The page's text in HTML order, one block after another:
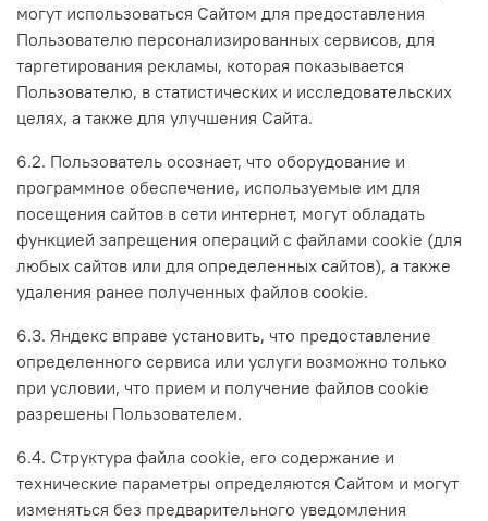
могут использоваться Сайтом для предоставления
Пользователю персонализированных сервисов, для
таргетирования рекламы, которая показывается
Пользователю, в статистических и исследовательских
целях, а также для улучшения Сайта.
6.2. Пользователь осознает, что оборудование и
программное обеспечение, используемые им для
посещения сайтов в сети интернет, могут обладать
функцией запрещения операций с файлами cookie (для
любых сайтов или для определенных сайтов), а также
удаления ранее полученных файлов cookie.
6.3. Яндекс вправе установить, что предоставление
определенного сервиса или услуги возможно только
при условии, что прием и получение файлов cookie
разрешены Пользователем.
6.4. Структура файла cookie, его содержание и
технические параметры определяются Сайтом и могут
изменяться без предварительного уведомления